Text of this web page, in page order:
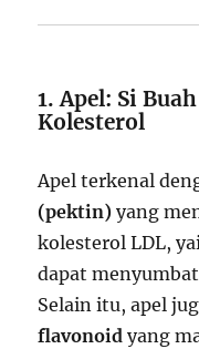
1. Apel: Si
Kolesterol
Apel terkenal
(pektin) yang
kolesterol LDL,
dapat
Selain itu, apel
flavonoid yang